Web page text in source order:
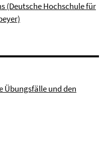
(Deutsche Hochschule für
Übungsfälle und den